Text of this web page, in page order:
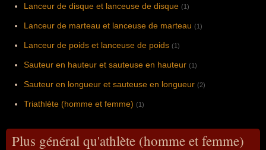
Lanceur de disque et lanceuse de disque (1)
Lanceur de marteau et lanceuse de marteau (1)
Lanceur de poids et lanceuse de poids (1)
Sauteur en hauteur et sauteuse en hauteur (1)
Sauteur en longueur et sauteuse en longueur (2)
Triathlète (homme et femme) (1)
Plus général qu'athlète (homme et femme)